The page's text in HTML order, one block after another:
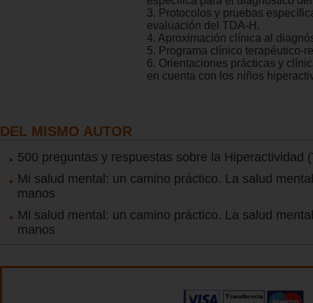
3. Protocolos y pruebas
evaluación del TDA-H.
4. Aproximación clínica al
5. Programa clínico terapéutico-
6. Orientaciones prácticas y
en cuenta con los niños
DEL MISMO AUTOR
500 preguntas y respuestas sobre la Hiperactividad
Mi salud mental: un camino práctico. La salud
manos
Mi salud mental: un camino práctico. La salud
manos